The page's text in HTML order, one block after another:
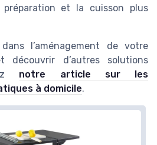
et la cuisson plus
l’aménagement de votre
découvrir d’autres solutions
notre article sur les
à domicile.